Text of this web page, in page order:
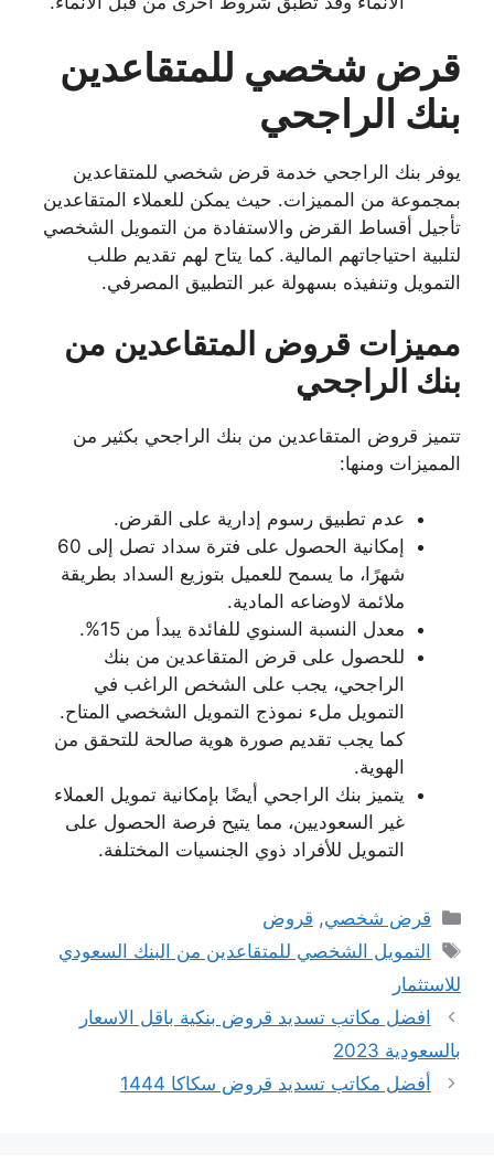
قرض شخصي للمتقاعدين
بنك الراجحي
يوفر بنك الراجحي خدمة قرض شخصي للمتقاعدين
بمجموعة من المميزات. حيث يمكن للعملاء المتقاعدين
تأجيل أقساط القرض والاستفادة من التمويل الشخصي
لتلبية احتياجاتهم المالية. كما يتاح لهم تقديم طلب
التمويل وتنفيذه بسهولة عبر التطبيق المصرفي.
مميزات قروض المتقاعدين من
بنك الراجحي
تتميز قروض المتقاعدين من بنك الراجحي بكثير من
المميزات ومنها:
عدم تطبيق رسوم إدارية على القرض.
إمكانية الحصول على فترة سداد تصل إلى 60
شهرًا، ما يسمح للعميل بتوزيع السداد بطريقة
ملائمة لاوضاعه المادية.
معدل النسبة السنوي للفائدة يبدأ من 15%.
للحصول على قرض المتقاعدين من بنك
الراجحي، يجب على الشخص الراغب في
التمويل ملء نموذج التمويل الشخصي المتاح.
كما يجب تقديم صورة هوية صالحة للتحقق من
الهوية.
يتميز بنك الراجحي أيضًا بإمكانية تمويل العملاء
غير السعوديين، مما يتيح فرصة الحصول على
التمويل للأفراد ذوي الجنسيات المختلفة.
التصنيفات
قرض شخصي, قروض
الوسوم
التمويل الشخصي للمتقاعدين من البنك السعودي
للاستثمار
افضل مكاتب تسديد قروض بنكية باقل الاسعار
بالسعودية 2023
أفضل مكاتب تسديد قروض سكاكا 1444